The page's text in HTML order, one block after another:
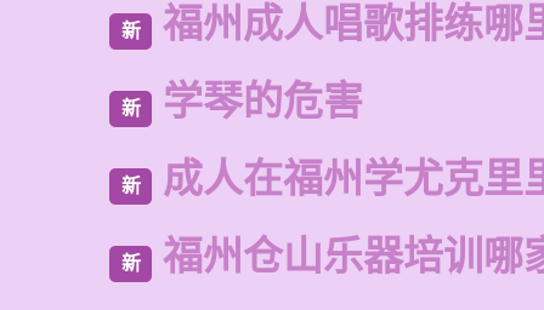
新 福州成人唱歌排练哪
新 学琴的危害
新 成人在福州学尤克里
新 福州仓山乐器培训哪